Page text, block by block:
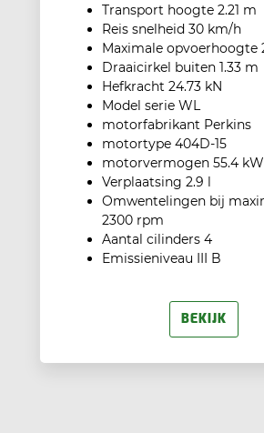
Transport hoogte 2.21 m
Reis snelheid 30 km/h
Maximale opvoerhoogte
Draaicirkel buiten 1.33 m
Hefkracht 24.73 kN
Model serie WL
motorfabrikant Perkins
motortype 404D-15
motorvermogen 55.4 kW
Verplaatsing 2.9 l
Omwentelingen bij
2300 rpm
Aantal cilinders 4
Emissieniveau III B
BEKIJK